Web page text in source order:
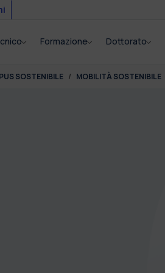
Formazione Dottorato
SOSTENIBILE MOBILITÀ SOSTENIBILE